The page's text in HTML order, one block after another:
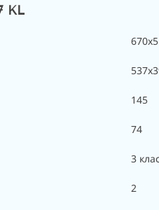
KL
145
74
3
2